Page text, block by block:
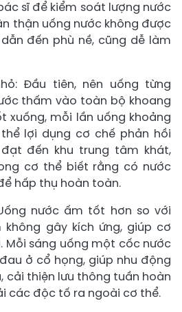
sĩ để kiểm soát lượng nước
thận uống nước không được
đến phù nề, cũng dễ làm
Đầu tiên, nên uống từng
thấm vào toàn bộ khoang
xuống, mỗi lần uống khoảng
lợi dụng cơ chế phản hồi
đến khu trung tâm khát,
cơ thể biết rằng có nước
hấp thụ hoàn toàn.
nước ấm tốt hơn so với
không gây kích ứng, giúp cơ
Mỗi sáng uống một cốc nước
ở cổ họng, giúp nhu động
cải thiện lưu thông tuần hoàn
các độc tố ra ngoài cơ thể.